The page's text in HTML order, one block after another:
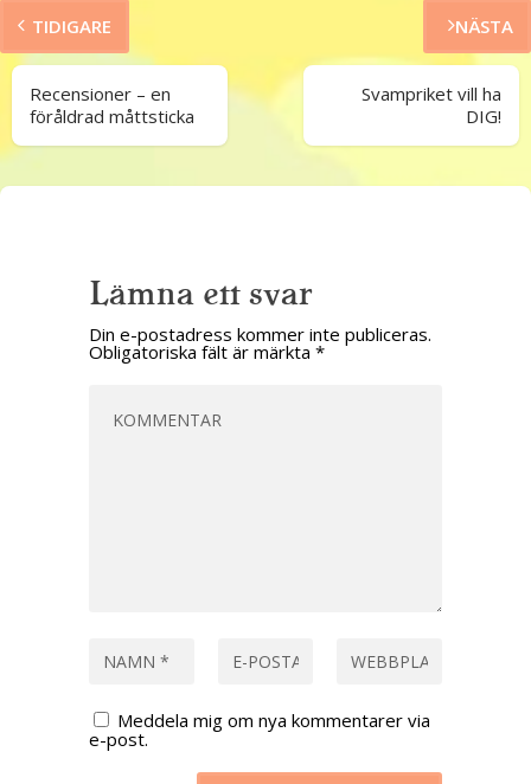
TIDIGARE
Recensioner – en
föråldrad måttsticka
NÄSTA
Svampriket vill ha
DIG!
Lämna ett svar
Din e-postadress kommer inte publiceras.
Obligatoriska fält är märkta *
Meddela mig om nya kommentarer via
e-post.